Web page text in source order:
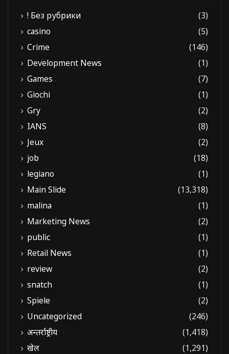
! Без рубрики
(3)
casino
(5)
Crime
(146)
Development News
(1)
Games
(7)
Giochi
(1)
Gry
(2)
IANS
(8)
Jeux
(2)
job
(18)
legiano
(1)
Main Slide
(13,318)
malina
(1)
Marketing News
(2)
public
(1)
Retail News
(1)
review
(2)
snatch
(1)
Spiele
(2)
Uncategorized
(246)
अन्तर्राष्ट्रीय
(1,418)
खेल
(1,291)